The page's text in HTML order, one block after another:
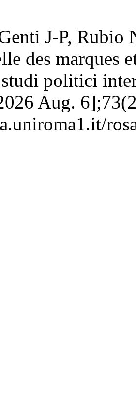
J-P, Rubio
des marques
politici
Aug.